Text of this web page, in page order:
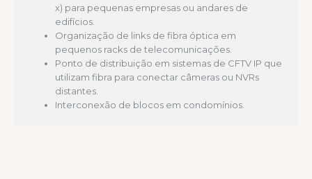
x) para pequenas empresas ou andares de
edifícios.
Organização de links de fibra óptica em
pequenos racks de telecomunicações.
Ponto de distribuição em sistemas de CFTV IP que
utilizam fibra para conectar câmeras ou NVRs
distantes.
Interconexão de blocos em condomínios.